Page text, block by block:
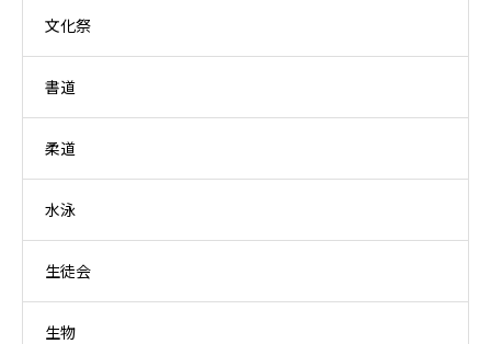
文化祭
書道
柔道
水泳
生徒会
生物